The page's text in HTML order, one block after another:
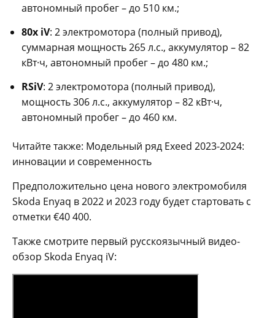
автономный пробег – до 510 км.;
80х iV: 2 электромотора (полный привод),
суммарная мощность 265 л.с., аккумулятор – 82
кВт·ч, автономный пробег – до 480 км.;
RSiV: 2 электромотора (полный привод),
мощность 306 л.с., аккумулятор – 82 кВт·ч,
автономный пробег – до 460 км.
Читайте также: Модельный ряд Exeed 2023-2024:
инновации и современность
Предположительно цена нового электромобиля
Skoda Enyaq в 2022 и 2023 году будет стартовать с
отметки €40 400.
Также смотрите первый русскоязычный видео-
обзор Skoda Enyaq iV: